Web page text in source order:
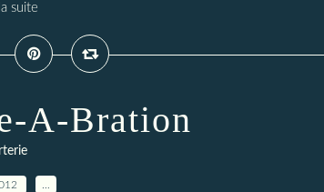
suite
A-Bration